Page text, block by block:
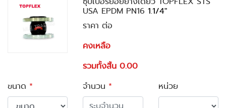
USA EPDM PN161.1/4"
ราคา ต่อ
คงเหลือ
รวมทั้งสิ้น 0.00
ขนาด * จำนวน * หน่วย